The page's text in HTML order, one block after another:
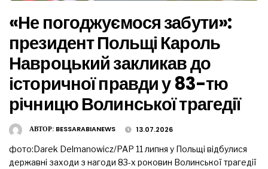
«Не погоджуємося забути»:
президент Польщі Кароль
Навроцький закликав до
історичної правди у 83-тю
річницю Волинської трагедії
АВТОР: BESSARABIANEWS 13.07.2026
фото:Darek Delmanowicz/PAP 11 липня у Польщі відбулися
державні заходи з нагоди 83-х роковин Волинської трагедії